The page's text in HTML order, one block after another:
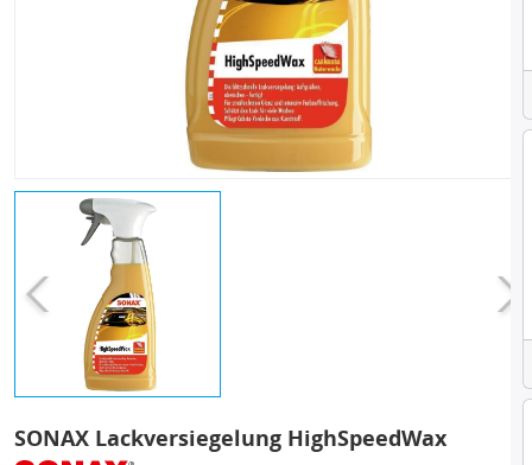
SONAX Lackversiegelung HighSpeedWax